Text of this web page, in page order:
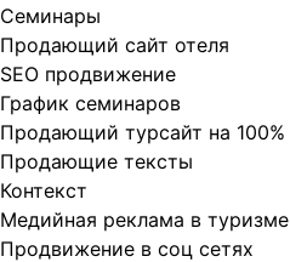
Cеминары
Продающий сайт отеля
SEO продвижение
График семинаров
Продающий турсайт на 100%
Продающие тексты
Контекст
Медийная реклама в туризме
Продвижение в соц сетях